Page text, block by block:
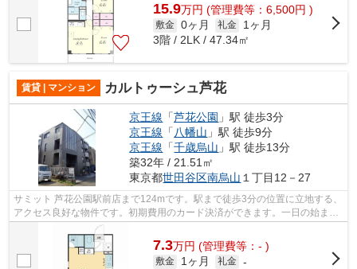
15.9万円 (管理費等：6,500円 )
敷金 0ヶ月 礼金
1ヶ月
3階 / 2LK / 47.34㎡
賃貸 | マンション カルトゥーシュ芦花
京王線 「芦花公園 」駅 徒歩3分
京王線 「 八幡山 」駅 徒歩9分
京王線 「千歳烏山 」駅 徒歩13分
築32年 / 21.51㎡
東京都世田谷区南烏山 １丁目12－27
サミット 芦花公園駅前店まで124mです。駅まで徒歩3分の位置に立地する、
アクセス良好な物件です。初期費用のカード決済ができます。一日の始まり
を気持ちよく過ごせる陽当たりの良い...
7.3万円 (管理費等：- )
敷金 1ヶ月 礼金 -